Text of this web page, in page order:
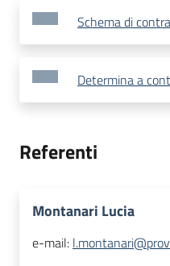
Schema di
Determina a
Referenti
Montanari Lucia
e-mail: